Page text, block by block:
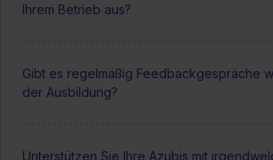
Ihrem Betrieb aus?
Gibt es regelmäßig Feedbackgespräche
der Ausbildung?
Unterstützen Sie Ihre Azubis mit